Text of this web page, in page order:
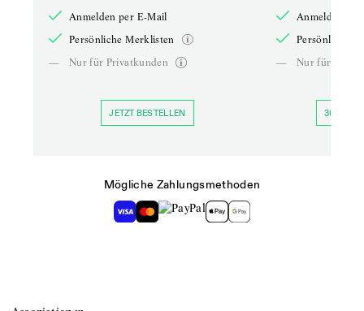
Anmelden per E-Mail
Persönliche Merklisten
—
Nur für Privatkunden
JETZT BESTELLEN
Anmelden
Persönliche
—
Nur für
30 TAGE
Mögliche Zahlungsmethoden